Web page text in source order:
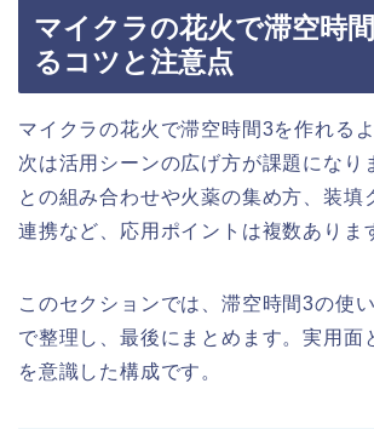
マイクラの花火で滞空時
るコツと注意点
マイクラの花火で滞空時間3を作れる
次は活用シーンの広げ方が課題になり
との組み合わせや火薬の集め方、装填
連携など、応用ポイントは複数ありま
このセクションでは、滞空時間3の使
で整理し、最後にまとめます。実用面
を意識した構成です。